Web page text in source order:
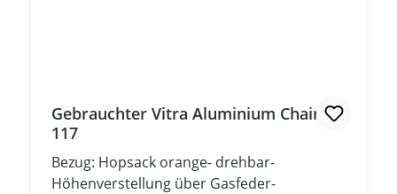
Gebrauchter Vitra Aluminium Chair EA
117
Bezug: Hopsack orange- drehbar-
Höhenverstellung über Gasfeder-